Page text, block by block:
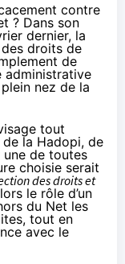
contre
? Dans son
dernier, la
droits de
de
administrative
nez de la
tout
la Hadopi, de
une de toutes
choisie serait
des droits et
le rôle d’un
du Net les
tout en
avec le